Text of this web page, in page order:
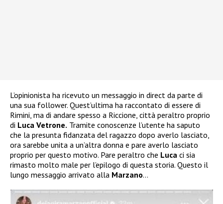
L’opinionista ha ricevuto un messaggio in direct da parte di
una sua follower. Quest’ultima ha raccontato di essere di
Rimini, ma di andare spesso a Riccione, città peraltro proprio
di Luca Vetrone. Tramite conoscenze l’utente ha saputo
che la presunta fidanzata del ragazzo dopo averlo lasciato,
ora sarebbe unita a un’altra donna e pare averlo lasciato
proprio per questo motivo. Pare peraltro che Luca ci sia
rimasto molto male per l’epilogo di questa storia. Questo il
lungo messaggio arrivato alla Marzano…